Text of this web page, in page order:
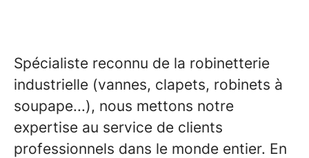
Spécialiste reconnu de la robinetterie
industrielle (vannes, clapets, robinets à
soupape...), nous mettons notre
expertise au service de clients
professionnels dans le monde entier. En